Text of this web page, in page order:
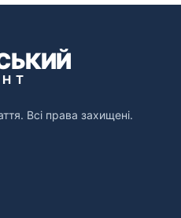
Всі права захищені.